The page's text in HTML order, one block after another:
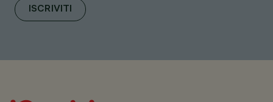
ISCRIVITI